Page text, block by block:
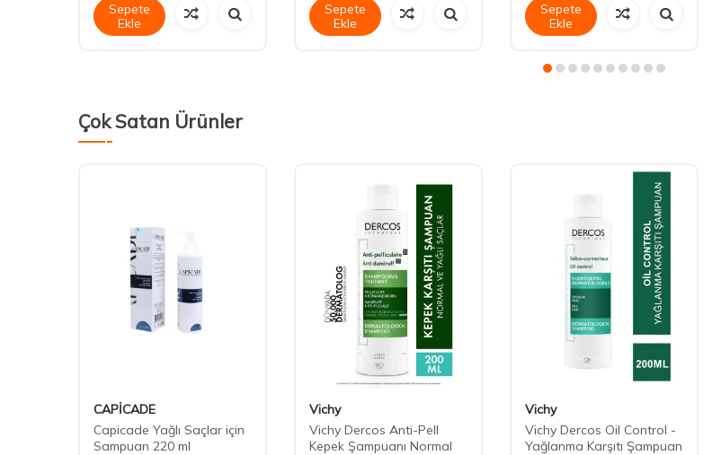
Sepete
Ekle
Sepete
Ekle
Sepete
Ekle
Çok Satan Ürünler
CAPİCADE
Capicade Yağlı Saçlar için
Sampuan 220 ml
Vichy
Vichy Dercos Anti-Pell
Kepek Şampuanı Normal
Vichy
Vichy Dercos Oil Control -
Yağlanma Karşıtı Şampuan